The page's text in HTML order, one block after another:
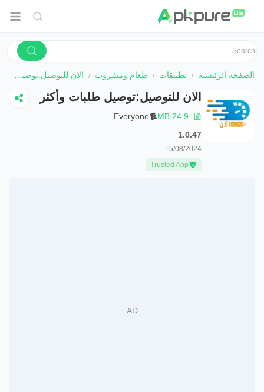
الصفحة الرئيسية تطبيقات طعام ومشروب الان للتوصيل:توصيل طلبات وأكثر
الان للتوصيل:توصيل طلبات وأكثر
24.9 MB
Everyone
1.0.47
15/08/2024
Trusted App